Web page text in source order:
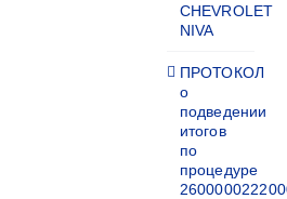
CHEVROLET
NIVA
ПРОТОКОЛ
о
подведении
итогов
по
процедуре